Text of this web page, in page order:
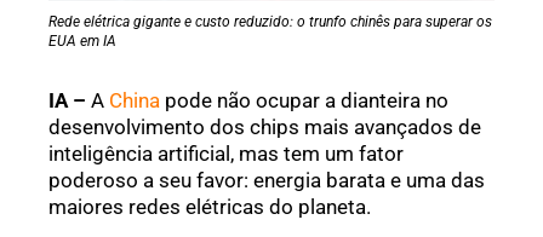
Rede elétrica gigante e custo reduzido: o trunfo chinês para superar os
EUA em IA
IA – A China pode não ocupar a dianteira no
desenvolvimento dos chips mais avançados de
inteligência artificial, mas tem um fator
poderoso a seu favor: energia barata e uma das
maiores redes elétricas do planeta.